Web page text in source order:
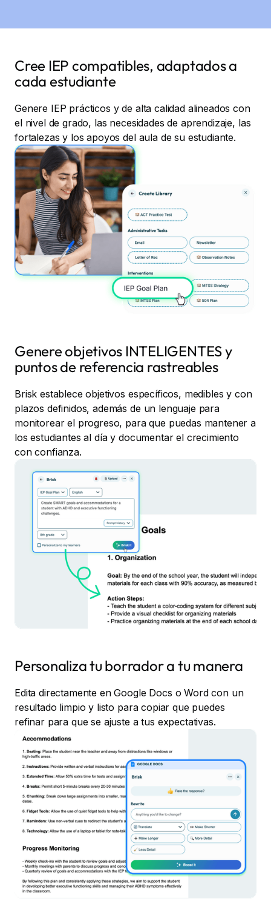
Cree IEP compatibles, adaptados a
cada estudiante
Genere IEP prácticos y de alta calidad alineados con
el nivel de grado, las necesidades de aprendizaje, las
fortalezas y los apoyos del aula de su estudiante.
Genere objetivos INTELIGENTES y
puntos de referencia rastreables
Brisk establece objetivos específicos, medibles y con
plazos definidos, además de un lenguaje para
monitorear el progreso, para que puedas mantener a
los estudiantes al día y documentar el crecimiento
con confianza.
Personaliza tu borrador a tu manera
Edita directamente en Google Docs o Word con un
resultado limpio y listo para copiar que puedes
refinar para que se ajuste a tus expectativas.